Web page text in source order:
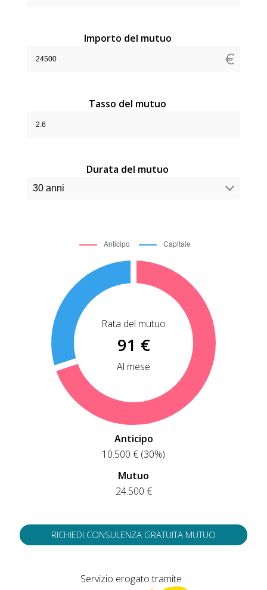
Importo del mutuo
Tasso del mutuo
Durata del mutuo
Rata del mutuo
91 €
Al mese
Anticipo
10.500 € (30%)
Mutuo
24.500 €
RICHIEDI CONSULENZA GRATUITA MUTUO
Servizio erogato tramite